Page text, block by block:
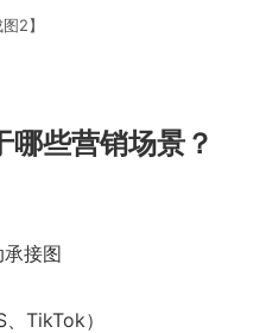
2】
哪些营销场景？
接图
TikTok）